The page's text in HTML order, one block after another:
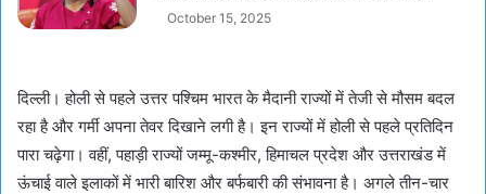
October 15, 2025
दिल्ली। होली से पहले उत्तर पश्चिम भारत के मैदानी राज्यों में तेजी से मौसम बदल
रहा है और गर्मी अपना तेवर दिखाने लगी है। इन राज्यों में होली से पहले प्रतिदिन
पारा चढ़ेगा। वहीं, पहाड़ी राज्यों जम्मू-कश्मीर, हिमाचल प्रदेश और उत्तराखंड में
ऊंचाई वाले इलाकों में भारी बारिश और बर्फबारी की संभावना है। अगले तीन-चार